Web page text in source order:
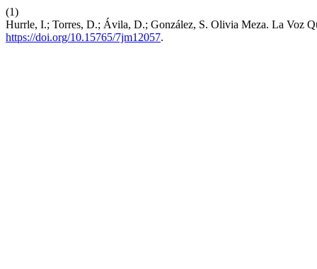
(1)
Hurrle, I.; Torres, D.; Ávila, D.; González, S. Olivia Meza. La Voz
https://doi.org/10.15765/7jm12057.